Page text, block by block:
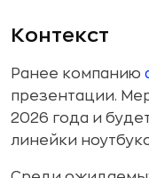
Контекст
Ранее компанию
презентации.
2026 года и
линейки